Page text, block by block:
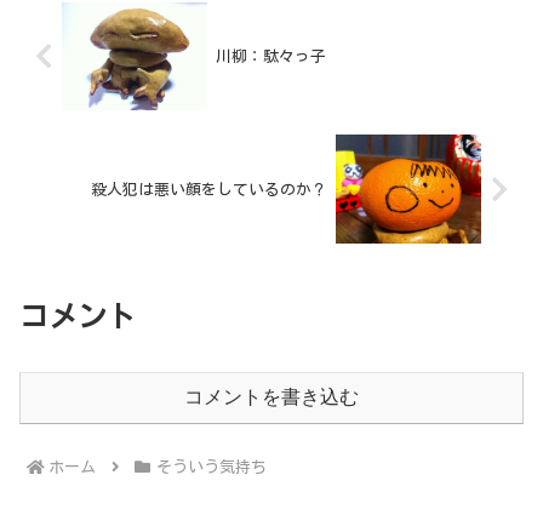
川柳：駄々っ子
殺人犯は悪い顔をしているのか？
コメント
コメントを書き込む
ホーム そういう気持ち